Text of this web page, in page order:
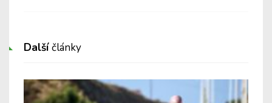
Dalšíčlánky